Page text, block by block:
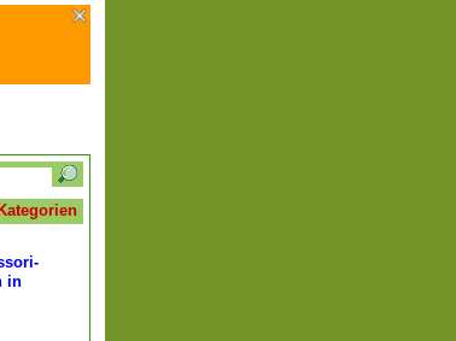
Kategorien
in